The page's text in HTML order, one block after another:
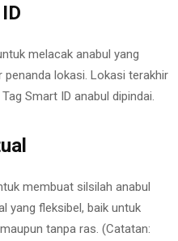
melacak anabul yang
penanda lokasi. Lokasi terakhir
Smart ID anabul dipindai.
membuat silsilah anabul
yang fleksibel, baik untuk
tanpa ras. (Catatan: